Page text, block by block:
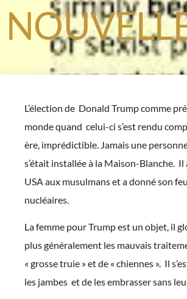
L’élection de Donald Trump comme
monde quand celui-ci s’est rendu
ère, imprédictible. Jamais une
s’était installée à la Maison-Blanche.
USA aux musulmans et a donné son
nucléaires.
La femme pour Trump est un objet, il
plus généralement les mauvais
« grosse truie » et de « chiennes ». Il
les jambes et de les embrasser sans